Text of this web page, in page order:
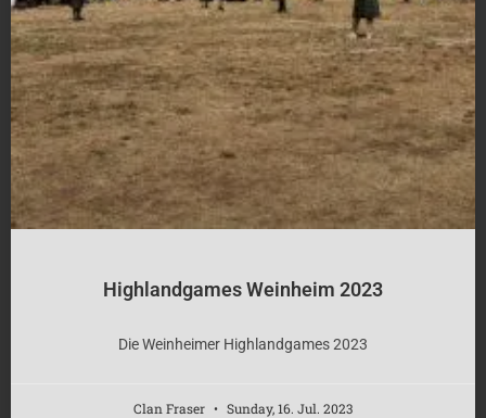
Highlandgames Weinheim 2023
Die Weinheimer Highlandgames 2023
Clan Fraser Sunday, 16. Jul. 2023